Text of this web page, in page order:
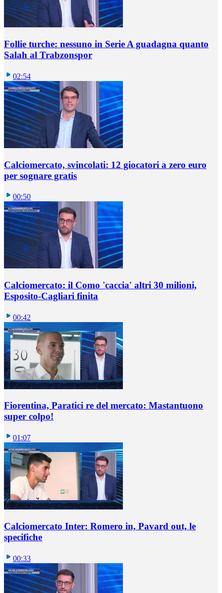
Follie turche: nessuno in Serie A guadagna quanto
Salah al Trabzonspor
02:54
Calciomercato, svincolati: 12 giocatori a zero euro
per sognare gratis
00:50
Calciomercato: il Como 'caccia' altri 30 milioni,
Esposito-Cagliari finita
00:42
Fiorentina, Paratici re del mercato: Mastantuono
super colpo!
01:07
Calciomercato Inter: Romero in, Pavard out, le
specifiche
00:33